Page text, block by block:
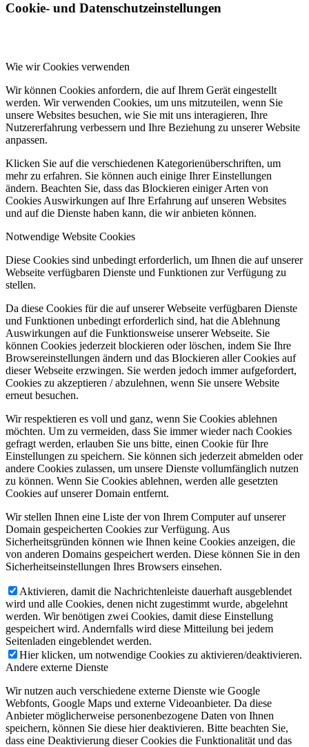
Cookie- und Datenschutzeinstellungen
Wie wir Cookies verwenden
Wir können Cookies anfordern, die auf Ihrem Gerät eingestellt
werden. Wir verwenden Cookies, um uns mitzuteilen, wenn Sie
unsere Websites besuchen, wie Sie mit uns interagieren, Ihre
Nutzererfahrung verbessern und Ihre Beziehung zu unserer Website
anpassen.
Klicken Sie auf die verschiedenen Kategorienüberschriften, um
mehr zu erfahren. Sie können auch einige Ihrer Einstellungen
ändern. Beachten Sie, dass das Blockieren einiger Arten von
Cookies Auswirkungen auf Ihre Erfahrung auf unseren Websites
und auf die Dienste haben kann, die wir anbieten können.
Notwendige Website Cookies
Diese Cookies sind unbedingt erforderlich, um Ihnen die auf unserer
Webseite verfügbaren Dienste und Funktionen zur Verfügung zu
stellen.
Da diese Cookies für die auf unserer Webseite verfügbaren Dienste
und Funktionen unbedingt erforderlich sind, hat die Ablehnung
Auswirkungen auf die Funktionsweise unserer Webseite. Sie
können Cookies jederzeit blockieren oder löschen, indem Sie Ihre
Browsereinstellungen ändern und das Blockieren aller Cookies auf
dieser Webseite erzwingen. Sie werden jedoch immer aufgefordert,
Cookies zu akzeptieren / abzulehnen, wenn Sie unsere Website
erneut besuchen.
Wir respektieren es voll und ganz, wenn Sie Cookies ablehnen
möchten. Um zu vermeiden, dass Sie immer wieder nach Cookies
gefragt werden, erlauben Sie uns bitte, einen Cookie für Ihre
Einstellungen zu speichern. Sie können sich jederzeit abmelden oder
andere Cookies zulassen, um unsere Dienste vollumfänglich nutzen
zu können. Wenn Sie Cookies ablehnen, werden alle gesetzten
Cookies auf unserer Domain entfernt.
Wir stellen Ihnen eine Liste der von Ihrem Computer auf unserer
Domain gespeicherten Cookies zur Verfügung. Aus
Sicherheitsgründen können wie Ihnen keine Cookies anzeigen, die
von anderen Domains gespeichert werden. Diese können Sie in den
Sicherheitseinstellungen Ihres Browsers einsehen.
Aktivieren, damit die Nachrichtenleiste dauerhaft ausgeblendet
wird und alle Cookies, denen nicht zugestimmt wurde, abgelehnt
werden. Wir benötigen zwei Cookies, damit diese Einstellung
gespeichert wird. Andernfalls wird diese Mitteilung bei jedem
Seitenladen eingeblendet werden.
Hier klicken, um notwendige Cookies zu aktivieren/deaktivieren.
Andere externe Dienste
Wir nutzen auch verschiedene externe Dienste wie Google
Webfonts, Google Maps und externe Videoanbieter. Da diese
Anbieter möglicherweise personenbezogene Daten von Ihnen
speichern, können Sie diese hier deaktivieren. Bitte beachten Sie,
dass eine Deaktivierung dieser Cookies die Funktionalität und das